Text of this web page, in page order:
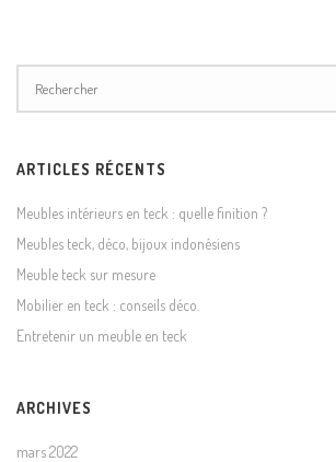
ARTICLES RÉCENTS
Meubles intérieurs en teck : quelle finition ?
Meubles teck, déco, bijoux indonésiens
Meuble teck sur mesure
Mobilier en teck : conseils déco.
Entretenir un meuble en teck
ARCHIVES
mars 2022